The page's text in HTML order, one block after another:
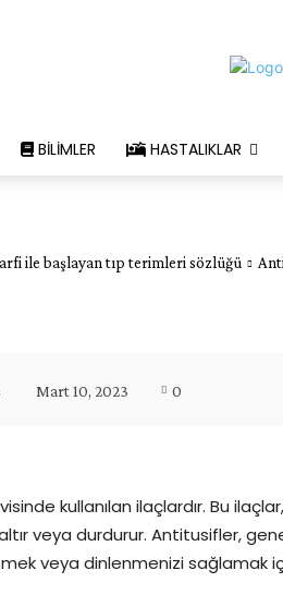
BILIMLER HASTALIKLAR
ile başlayan tıp terimleri sözlüğü
Mart 10, 2023 0
kullanılan ilaçlardır. Bu
veya durdurur. Antitusifler,
veya dinlenmenizi sağlamak